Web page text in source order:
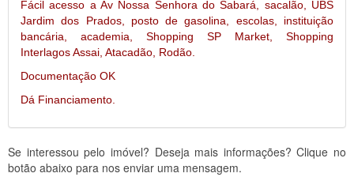
Fácil acesso a Av Nossa Senhora do Sabará, sacalão, UBS
Jardim dos Prados, posto de gasolina, escolas, instituição
bancária, academia, Shopping SP Market, Shopping
Interlagos Assai, Atacadão, Rodão.
Documentação OK
Dá Financiamento.
Se interessou pelo imóvel? Deseja mais informações? Clique no
botão abaixo para nos enviar uma mensagem.